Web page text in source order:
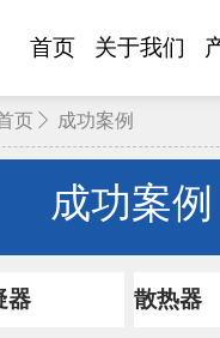
首页 关于我们
页 成功案例
成功案例
器 散热器